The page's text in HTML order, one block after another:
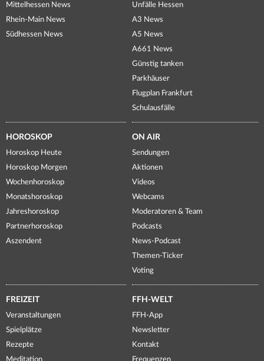
Mittelhessen News
Rhein-Main News
Südhessen News
Unfälle Hessen
A3 News
A5 News
A661 News
Günstig tanken
Parkhäuser
Flugplan Frankfurt
Schulausfälle
HOROSKOP
Horoskop Heute
Horoskop Morgen
Wochenhoroskop
Monatshoroskop
Jahreshoroskop
Partnerhoroskop
Aszendent
ON AIR
Sendungen
Aktionen
Videos
Webcams
Moderatoren & Team
Podcasts
News-Podcast
Themen-Ticker
Voting
FREIZEIT
Veranstaltungen
Spielplätze
Rezepte
Meditation
FFH-WELT
FFH-App
Newsletter
Kontakt
Frequenzen